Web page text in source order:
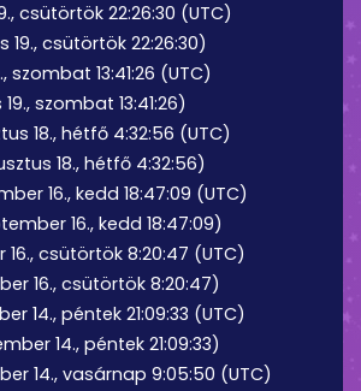
csütörtök 22:26:30 (UTC)
19., csütörtök 22:26:30)
szombat 13:41:26 (UTC)
19., szombat 13:41:26)
18., hétfő 4:32:56 (UTC)
18., hétfő 4:32:56)
16., kedd 18:47:09 (UTC)
16., kedd 18:47:09)
16., csütörtök 8:20:47 (UTC)
16., csütörtök 8:20:47)
14., péntek 21:09:33 (UTC)
14., péntek 21:09:33)
14., vasárnap 9:05:50 (UTC)